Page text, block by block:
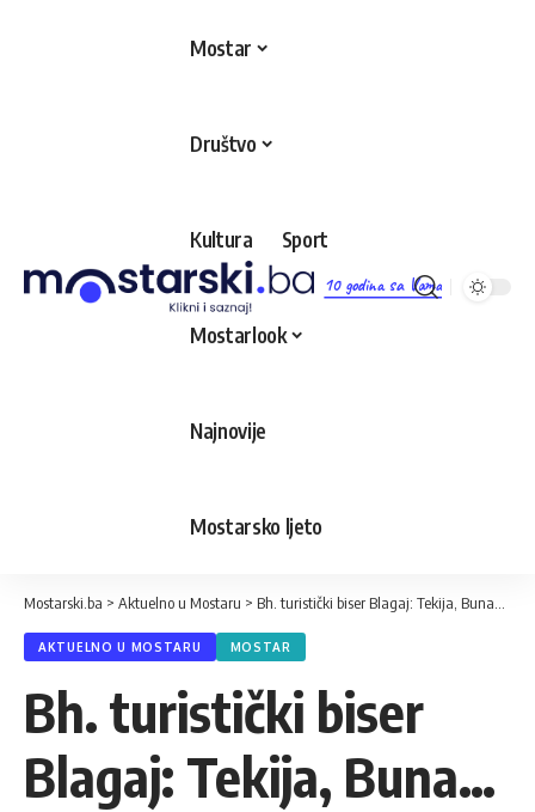
10 godina sa Vama
Mostar
Društvo
Kultura Sport
Mostarlook
Najnovije
Mostarsko ljeto
Mostarski.ba > Aktuelno u Mostaru > Bh. turistički biser Blagaj: Tekija, Buna…
AKTUELNO U MOSTARU MOSTAR
Bh. turistički biser
Blagaj: Tekija, Buna…